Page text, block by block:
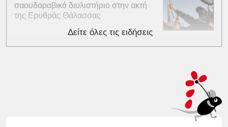
σαουδαραβικό διυλιστήριο στην ακτή
της Ερυθράς Θάλασσας
Δείτε όλες τις ειδήσεις